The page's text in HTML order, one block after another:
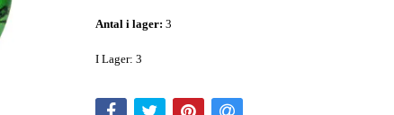
Antal i lager: 3
I Lager: 3